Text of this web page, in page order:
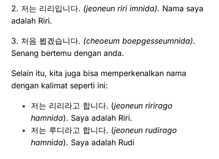
2. 저는 리리입니다. (jeoneun riri imnida). Nama saya
adalah Riri.
3. 처음 뵙겠습니다. (cheoeum boepgesseumnida).
Senang bertemu dengan anda.
Selain itu, kita juga bisa memperkenalkan nama
dengan kalimat seperti ini:
저는 리리라고 합니다. (jeoneun ririrago
hamnida). Saya adalah Riri.
저는 루디라고 합니다. (jeoneun rudirago
hamnida). Saya adalah Rudi